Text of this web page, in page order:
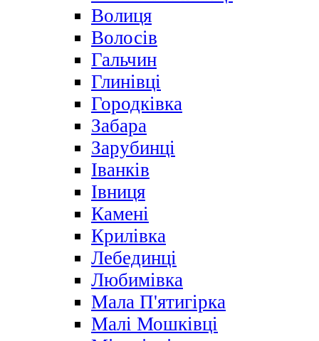
Волиця
Волосів
Гальчин
Глинівці
Городківка
Забара
Зарубинці
Іванків
Івниця
Камені
Крилівка
Лебединці
Любимівка
Мала П'ятигірка
Малі Мошківці